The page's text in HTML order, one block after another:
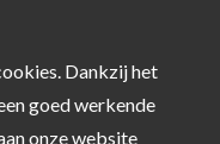
Dankzij het
goed werkende
onze website